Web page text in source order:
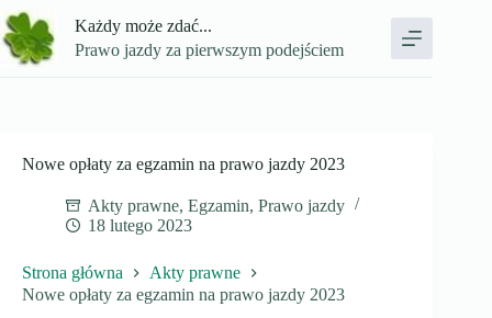
Przejdź
do
treści
Każdy może zdać...
Prawo jazdy za pierwszym podejściem
Nowe opłaty za egzamin na prawo jazdy 2023
Akty prawne, Egzamin, Prawo jazdy
18 lutego 2023
Strona główna
Akty prawne
Nowe opłaty za egzamin na prawo jazdy 2023